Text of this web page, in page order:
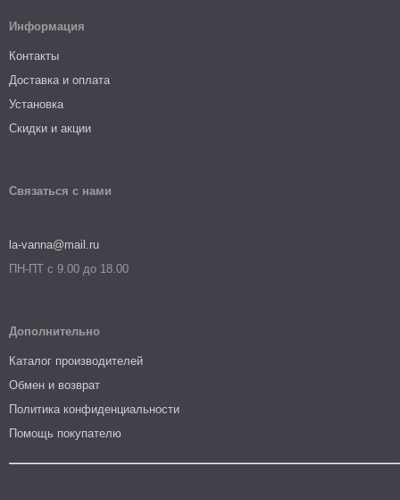
Информация
Контакты
Доставка и оплата
Установка
Скидки и акции
Связаться с нами
la-vanna@mail.ru
ПН-ПТ с 9.00 до 18.00
Дополнительно
Каталог производителей
Обмен и возврат
Политика конфиденциальности
Помощь покупателю